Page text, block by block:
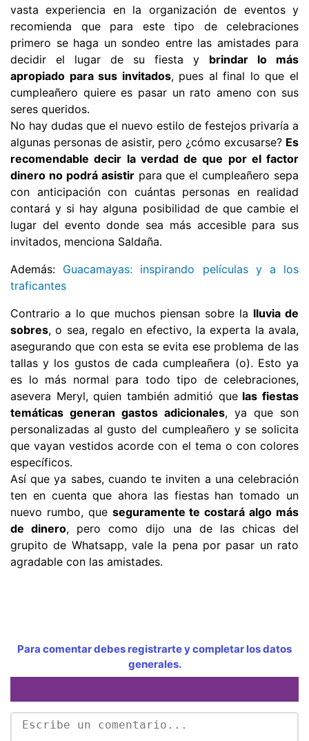
vasta experiencia en la organización de eventos y
recomienda que para este tipo de celebraciones
primero se haga un sondeo entre las amistades para
decidir el lugar de su fiesta y brindar lo más
apropiado para sus invitados, pues al final lo que el
cumpleañero quiere es pasar un rato ameno con sus
seres queridos.
No hay dudas que el nuevo estilo de festejos privaría a
algunas personas de asistir, pero ¿cómo excusarse?  Es
recomendable decir la verdad de que por el factor
dinero no podrá asistirpara que el cumpleañero sepa
con anticipación con cuántas personas en realidad
contará y si hay alguna posibilidad de que cambie el
lugar del evento donde sea más accesible para sus
invitados, menciona Saldaña.
Además: Guacamayas: inspirando películas y a los
traficantes
Contrario a lo que muchos piensan sobre la lluvia de
sobres, o sea, regalo en efectivo, la experta la avala,
asegurando que con esta se evita ese problema de las
tallas y los gustos de cada cumpleañera (o). Esto ya
es lo más normal para todo tipo de celebraciones,
asevera Meryl, quien también admitió quelas fiestas
temáticas generan gastos adicionales, ya que son
personalizadas al gusto del cumpleañero y se solicita
que vayan vestidos acorde con el tema o con colores
específicos.
Así que ya sabes, cuando te inviten a una celebración
ten en cuenta que ahora las fiestas han tomado un
nuevo rumbo, que seguramente te costará algo más
de dinero, pero como dijo una de las chicas del
grupito de Whatsapp, vale la pena por pasar un rato
agradable con las amistades.
Para comentar debes registrarte y completar los datos
generales.